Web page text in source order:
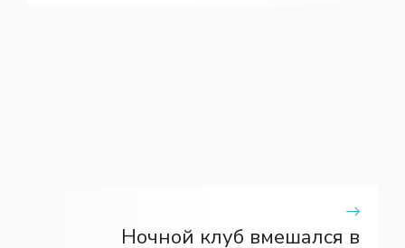
Ночной клуб вмешался в